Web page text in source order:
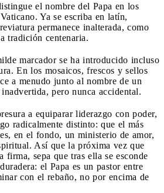
el nombre del Papa en los
Ya se escriba en latín,
permanece inalterada, como
tradición centenaria.
marcador se ha introducido incluso
En los mosaicos, frescos y sellos
a menudo junto al nombre de un
pero nunca accidental.
a equiparar liderazgo con poder,
radicalmente distinto: que el más
en el fondo, un ministerio de amor,
Así que la próxima vez que
firma, sepa que tras ella se esconde
el Papa es un pastor entre
con el rebaño, no por encima de